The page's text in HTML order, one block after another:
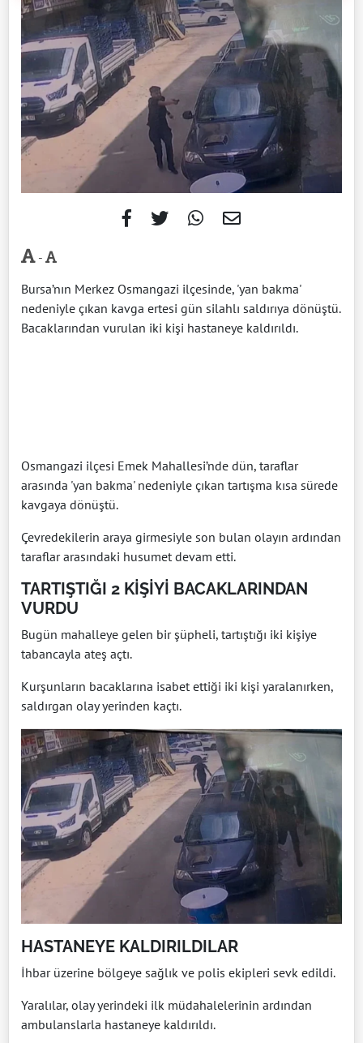
-
Bursa’nın Merkez Osmangazi ilçesinde, 'yan bakma'
nedeniyle çıkan kavga ertesi gün silahlı saldırıya dönüştü.
Bacaklarından vurulan iki kişi hastaneye kaldırıldı.
Osmangazi ilçesi Emek Mahallesi’nde dün, taraflar
arasında 'yan bakma' nedeniyle çıkan tartışma kısa sürede
kavgaya dönüştü.
Çevredekilerin araya girmesiyle son bulan olayın ardından
taraflar arasındaki husumet devam etti.
TARTIŞTIĞI 2 KİŞİYİ BACAKLARINDAN
VURDU
Bugün mahalleye gelen bir şüpheli, tartıştığı iki kişiye
tabancayla ateş açtı.
Kurşunların bacaklarına isabet ettiği iki kişi yaralanırken,
saldırgan olay yerinden kaçtı.
HASTANEYE KALDIRILDILAR
İhbar üzerine bölgeye sağlık ve polis ekipleri sevk edildi.
Yaralılar, olay yerindeki ilk müdahalelerinin ardından
ambulanslarla hastaneye kaldırıldı.